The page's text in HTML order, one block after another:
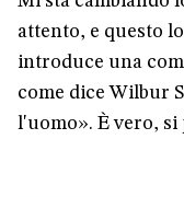
attento, e questo
introduce una
come dice Wilbur
l'uomo». È vero, si